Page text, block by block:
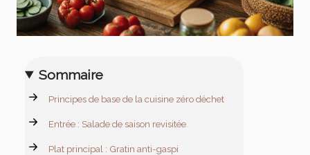
Sommaire
Principes de base de la cuisine zéro déchet
Entrée : Salade de saison revisitée
Plat principal : Gratin anti-gaspi